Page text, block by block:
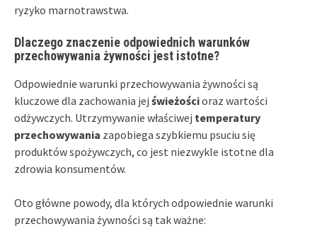
ryzyko marnotrawstwa.
Dlaczego znaczenie odpowiednich warunków
przechowywania żywności jest istotne?
Odpowiednie warunki przechowywania żywności są
kluczowe dla zachowania jej świeżościoraz wartości
odżywczych. Utrzymywanie właściwej temperatury
przechowywania zapobiega szybkiemu psuciu się
produktów spożywczych, co jest niezwykle istotne dla
zdrowia konsumentów.
Oto główne powody, dla których odpowiednie warunki
przechowywania żywności są tak ważne: